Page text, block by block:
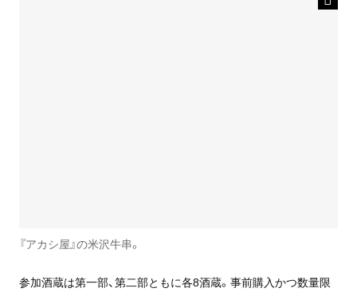
『アカシ屋』の米沢牛串。
参加酒蔵は第一部、第二部ともに各8酒蔵。事前購入かつ数量限